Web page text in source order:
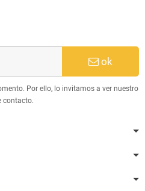
ok
Por ello, lo invitamos a ver nuestro
contacto.